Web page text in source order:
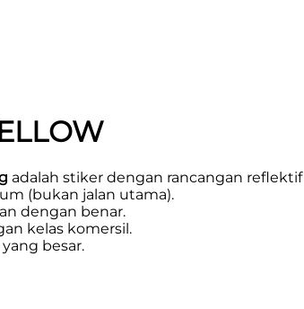
adalah stiker dengan rancangan reflektif
(bukan jalan utama).
dengan benar.
kelas komersil.
besar.